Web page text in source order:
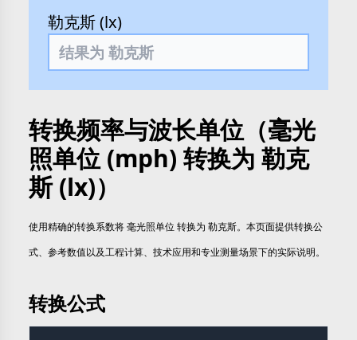
勒克斯 (lx)
转换频率与波长单位（毫光
照单位 (mph) 转换为 勒克
斯 (lx)）
使用精确的转换系数将 毫光照单位 转换为 勒克斯。本页面提供转换公
式、参考数值以及工程计算、技术应用和专业测量场景下的实际说明。
转换公式